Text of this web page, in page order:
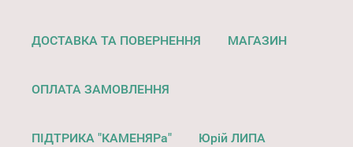
ДОСТАВКА ТА ПОВЕРНЕННЯ МАГАЗИН
ОПЛАТА ЗАМОВЛЕННЯ
ПІДТРИКА "КАМЕНЯРа" Юрій ЛИПА